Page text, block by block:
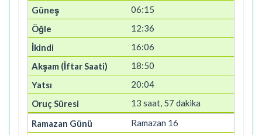
06:15
12:36
16:06
18:50
20:04
13 saat, 57 dakika
Ramazan 16